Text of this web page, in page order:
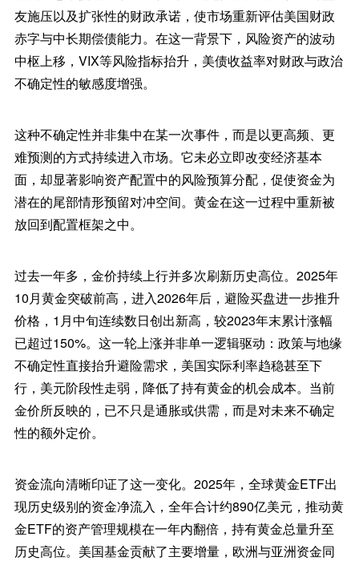
友施压以及扩张性的财政承诺，使市场重新评估美国财政
赤字与中长期偿债能力。在这一背景下，风险资产的波动
中枢上移，VIX等风险指标抬升，美债收益率对财政与政治
不确定性的敏感度增强。
这种不确定性并非集中在某一次事件，而是以更高频、更
难预测的方式持续进入市场。它未必立即改变经济基本
面，却显著影响资产配置中的风险预算分配，促使资金为
潜在的尾部情形预留对冲空间。黄金在这一过程中重新被
放回到配置框架之中。
过去一年多，金价持续上行并多次刷新历史高位。2025年
10月黄金突破前高，进入2026年后，避险买盘进一步推升
价格，1月中旬连续数日创出新高，较2023年末累计涨幅
已超过150%。这一轮上涨并非单一逻辑驱动：政策与地缘
不确定性直接抬升避险需求，美国实际利率趋稳甚至下
行，美元阶段性走弱，降低了持有黄金的机会成本。当前
金价所反映的，已不只是通胀或供需，而是对未来不确定
性的额外定价。
资金流向清晰印证了这一变化。2025年，全球黄金ETF出
现历史级别的资金净流入，全年合计约890亿美元，推动黄
金ETF的资产管理规模在一年内翻倍，持有黄金总量升至
历史高位。美国基金贡献了主要增量，欧洲与亚洲资金同